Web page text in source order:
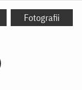
Fotografii